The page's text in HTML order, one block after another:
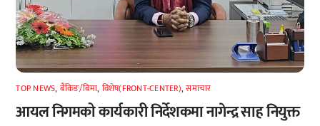
TOP NEWS, बैंकिङ/बिमा, विशेष(FRONT-CENTER),समाचार
आयल निगमको कार्यकारी निर्देशकमा नागेन्द्र साह नियुक्त